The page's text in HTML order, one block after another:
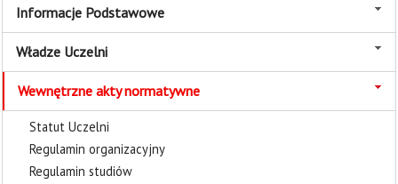
Informacje Podstawowe
Władze Uczelni
Wewnętrzne akty normatywne
Statut Uczelni
Regulamin organizacyjny
Regulamin studiów